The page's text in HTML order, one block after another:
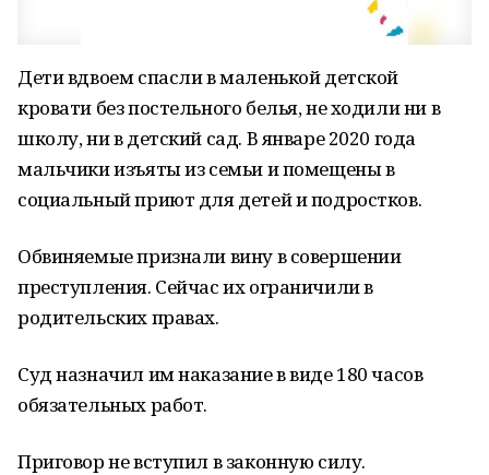
Дети вдвоем спасли в маленькой детской
кровати без постельного белья, не ходили ни в
школу, ни в детский сад. В январе 2020 года
мальчики изъяты из семьи и помещены в
социальный приют для детей и подростков.
Обвиняемые признали вину в совершении
преступления. Сейчас их ограничили в
родительских правах.
Суд назначил им наказание в виде 180 часов
обязательных работ.
Приговор не вступил в законную силу.